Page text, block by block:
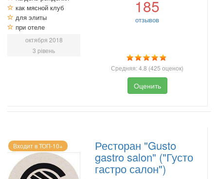
как мясной клуб
для элиты
при отеле
октября 2018
3 рівень
185
отзывов
Средняя:4.8 (425 оценок)
Оценить
Входит в ТОП-10+ Ресторан "Gusto
gastro salon" ("Густо
гастро салон")